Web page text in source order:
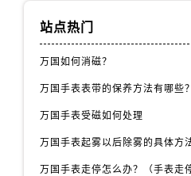
站点热门
万国如何消磁？
万国手表表带的保养方法有哪些？
万国手表受磁如何处理